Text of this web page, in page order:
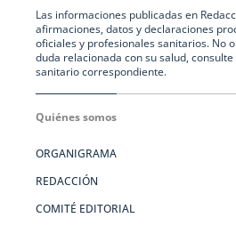
Las informaciones publicadas en
afirmaciones, datos y declaraciones
oficiales y profesionales sanitarios. No
duda relacionada con su salud,
sanitario correspondiente.
Quiénes somos
ORGANIGRAMA
REDACCIÓN
COMITÉ EDITORIAL